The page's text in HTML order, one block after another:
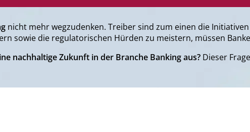
nicht mehr wegzudenken. Treiber sind zum einen die
sowie die regulatorischen Hürden zu meistern, müssen
nachhaltige Zukunft in der Branche Banking aus?Dieser